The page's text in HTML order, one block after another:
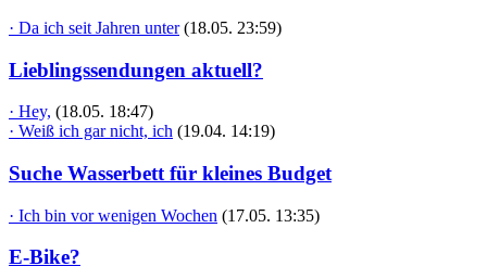
· Da ich seit Jahren unter (18.05. 23:59)
Lieblingssendungen aktuell?
· Hey, (18.05. 18:47)
· Weiß ich gar nicht, ich (19.04. 14:19)
Suche Wasserbett für kleines Budget
· Ich bin vor wenigen Wochen (17.05. 13:35)
E-Bike?